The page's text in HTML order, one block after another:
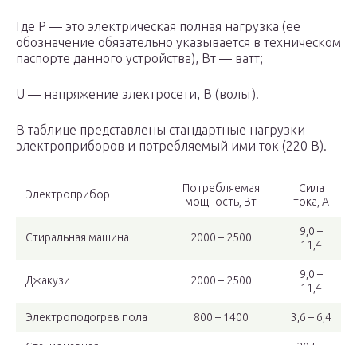
Где P — это электрическая полная нагрузка (ее
обозначение обязательно указывается в техническом
паспорте данного устройства), Вт — ватт;
U — напряжение электросети, В (вольт).
В таблице представлены стандартные нагрузки
электроприборов и потребляемый ими ток (220 В).
Электроприбор
Потребляемая
мощность, Вт
Сила
тока, А
Стиральная машина 2000 – 2500
9,0 –
11,4
Джакузи 2000 – 2500
9,0 –
11,4
Электроподогрев пола 800 – 1400 3,6 – 6,4